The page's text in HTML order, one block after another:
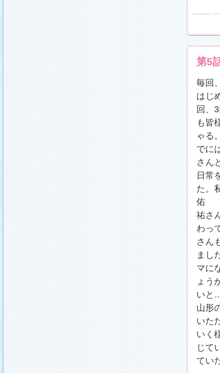
第5
毎回
はじ
回、
も皆
ゃる
でに
さん
日常
た。
佑
祐さ
わっ
さん
まし
マに
ょう
いと
山形
いた
いく
じて
てい